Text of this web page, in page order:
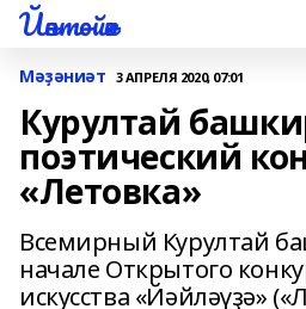
Йәнтөйәк
Мәҙәниәт 3 АПРЕЛЯ 2020, 07:01
Курултай
поэтический
«Летовка»
Всемирный Курултай
начале Открытого
искусства «Йәйләүҙә»